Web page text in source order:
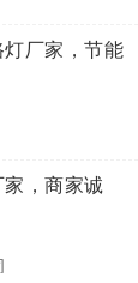
厂家，节能
，商家诚